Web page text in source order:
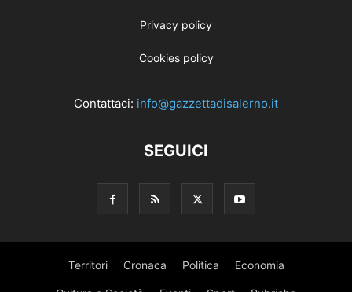
Privacy policy
Cookies policy
Contattaci: info@gazzettadisalerno.it
SEGUICI
Territori Cronaca Politica Economia